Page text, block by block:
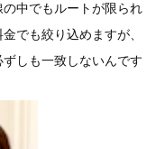
中でもルートが限られ
でも絞り込めますが、
しも一致しないんです